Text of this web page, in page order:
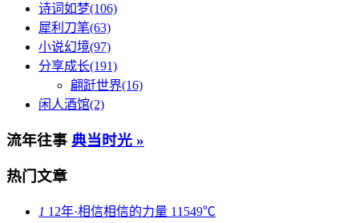
诗词如梦(106)
犀利刀笔(63)
小说幻境(97)
分享成长(191)
翩跹世界(16)
闲人酒馆(2)
流年往事 典当时光 »
热门文章
1 12年·相信相信的力量 11549℃